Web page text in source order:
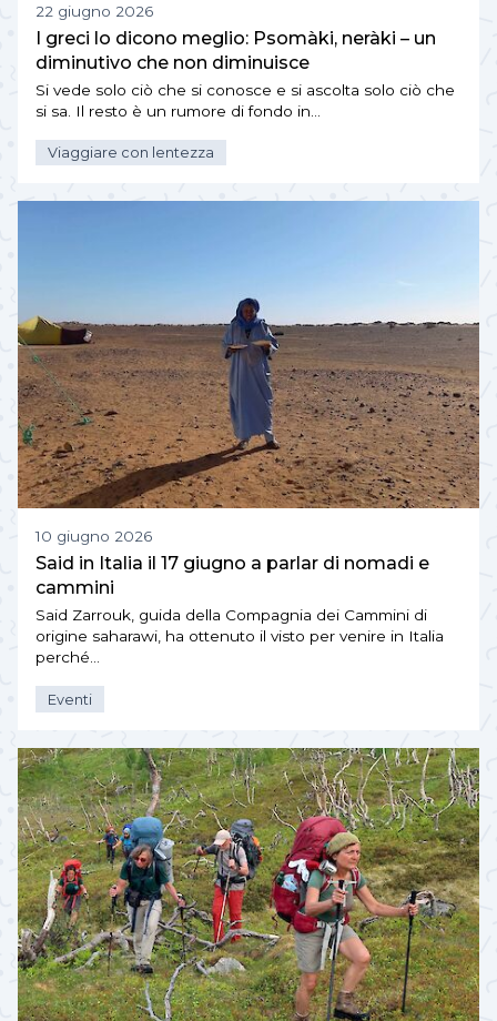
22 giugno 2026
I greci lo dicono meglio: Psomàki, neràki – un
diminutivo che non diminuisce
Si vede solo ciò che si conosce e si ascolta solo ciò che
si sa. Il resto è un rumore di fondo in…
Viaggiare con lentezza
10 giugno 2026
Said in Italia il 17 giugno a parlar di nomadi e
cammini
Said Zarrouk, guida della Compagnia dei Cammini di
origine saharawi, ha ottenuto il visto per venire in Italia
perché…
Eventi